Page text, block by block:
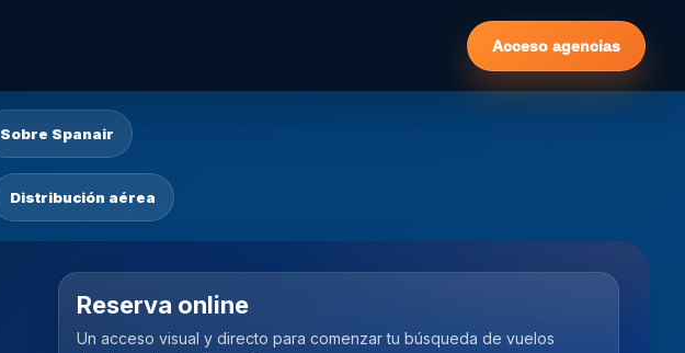
Acceso agencias
Sobre Spanair
Distribución aérea
Reserva online
Un acceso visual y directo para comenzar tu búsqueda de vuelos